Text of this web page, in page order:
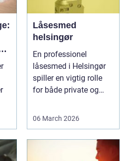
Låsesmed
helsingør
En professionel
låsesmed i Helsingør
spiller en vigtig rolle
for både private og
06 March 2026